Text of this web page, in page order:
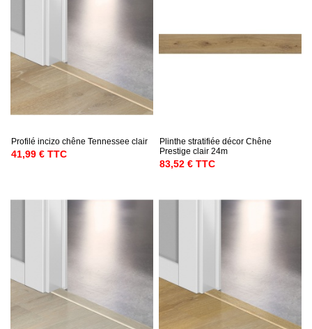
Profilé incizo chêne Tennessee clair
41,99 € TTC
Plinthe stratifiée décor Chêne
Prestige clair 24m
83,52 € TTC